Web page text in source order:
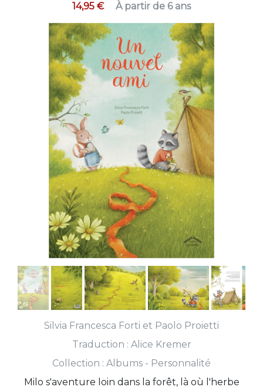
14,95 € À partir de 6 ans
Silvia Francesca Forti et Paolo Proietti
Traduction : Alice Kremer
Collection : Albums - Personnalité
Milo s'aventure loin dans la forêt, là où l'herbe